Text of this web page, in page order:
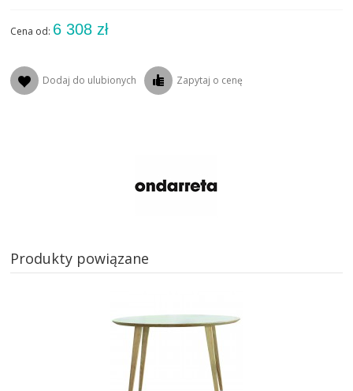
Cena od: 6 308 zł
Dodaj do ulubionych Zapytaj o cenę
Produkty powiązane